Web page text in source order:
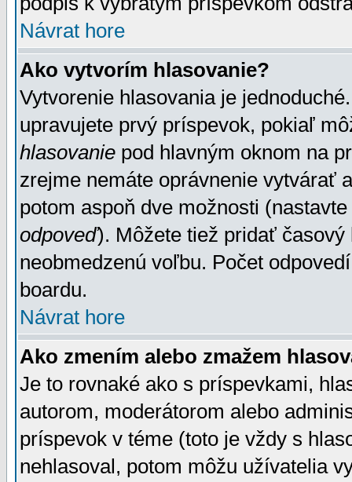
Návrat hore
Ako vytvorím hlasovanie?
Vytvorenie hlasovania je
upravujete prvý príspevok, pokiaľ
hlasovanie pod hlavným oknom na
zrejme nemáte oprávnenie vytvárať
potom aspoň dve možnosti
odpoveď). Môžete tiež pridať
neobmedzenú voľbu. Počet
boardu.
Návrat hore
Ako zmením alebo zmažem
Je to rovnaké ako s príspevkami,
autorom, moderátorom alebo
príspevok v téme (toto je vždy s
nehlasoval, potom môžu užívatelia